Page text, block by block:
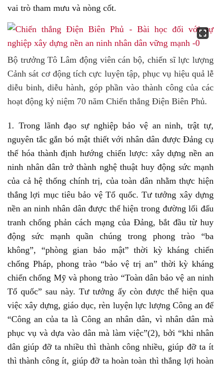
vai trò tham mưu và nòng cốt.
Bộ trưởng Tô Lâm động viên cán bộ, chiến sĩ lực lượng
Cảnh sát cơ động tích cực luyện tập, phục vụ hiệu quả lễ
diễu binh, diễu hành, góp phần vào thành công của các
hoạt động kỷ niệm 70 năm Chiến thắng Điện Biên Phủ.
1. Trong lãnh đạo sự nghiệp bảo vệ an ninh, trật tự,
nguyên tắc gắn bó mật thiết với nhân dân được Đảng cụ
thể hóa thành định hướng chiến lược: xây dựng nền an
ninh nhân dân trở thành nghệ thuật huy động sức mạnh
của cả hệ thống chính trị, của toàn dân nhằm thực hiện
thắng lợi mục tiêu bảo vệ Tổ quốc. Tư tưởng xây dựng
nền an ninh nhân dân được thể hiện trong đường lối đấu
tranh chống phản cách mạng của Đảng, bắt đầu từ huy
động sức mạnh quần chúng trong phong trào “ba
không”, “phòng gian bảo mật” thời kỳ kháng chiến
chống Pháp, phong trào “bảo vệ trị an” thời kỳ kháng
chiến chống Mỹ và phong trào “Toàn dân bảo vệ an ninh
Tổ quốc” sau này. Tư tưởng ấy còn được thể hiện qua
việc xây dựng, giáo dục, rèn luyện lực lượng Công an để
“Công an của ta là Công an nhân dân, vì nhân dân mà
phục vụ và dựa vào dân mà làm việc”(2), bởi “khi nhân
dân giúp đỡ ta nhiều thì thành công nhiều, giúp đỡ ta ít
thì thành công ít, giúp đỡ ta hoàn toàn thì thắng lợi hoàn